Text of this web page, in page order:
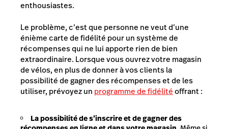
enthousiastes.
Le problème, c’est que personne ne veut d’une
énième carte de fidélité pour un système de
récompenses qui ne lui apporte rien de bien
extraordinaire. Lorsque vous ouvrez votre magasin
de vélos, en plus de donner à vos clients la
possibilité de gagner des récompenses et de les
utiliser, prévoyez un programme de fidélitéoffrant :
La possibilité de s’inscrire et de gagner des